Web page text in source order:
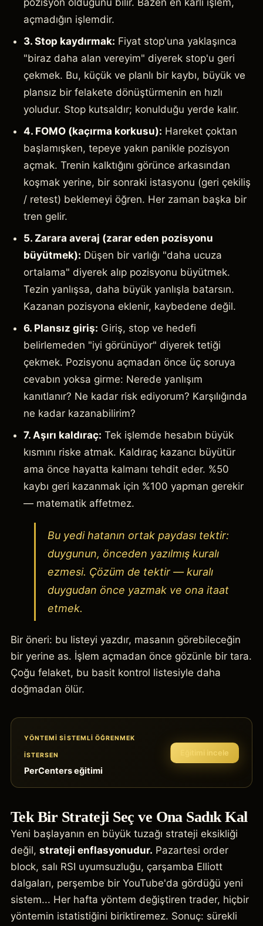
pozisyon olduğunu bilir. Bazen en kârlı işlem,
açmadığın işlemdir.
3. Stop kaydırmak: Fiyat stop'una yaklaşınca
"biraz daha alan vereyim" diyerek stop'u geri
çekmek. Bu, küçük ve planlı bir kaybı, büyük ve
plansız bir felakete dönüştürmenin en hızlı
yoludur. Stop kutsaldır; konulduğu yerde kalır.
4. FOMO (kaçırma korkusu): Hareket çoktan
başlamışken, tepeye yakın panikle pozisyon
açmak. Trenin kalktığını görünce arkasından
koşmak yerine, bir sonraki istasyonu (geri çekiliş
/ retest) beklemeyi öğren. Her zaman başka bir
tren gelir.
5. Zarara averaj (zarar eden pozisyonu
büyütmek): Düşen bir varlığı "daha ucuza
ortalama" diyerek alıp pozisyonu büyütmek.
Tezin yanlışsa, daha büyük yanlışla batarsın.
Kazanan pozisyona eklenir, kaybedene değil.
6. Plansız giriş: Giriş, stop ve hedefi
belirlemeden "iyi görünüyor" diyerek tetiği
çekmek. Pozisyonu açmadan önce üç soruya
cevabın yoksa girme: Nerede yanlışım
kanıtlanır? Ne kadar risk ediyorum? Karşılığında
ne kadar kazanabilirim?
7. Aşırı kaldıraç: Tek işlemde hesabın büyük
kısmını riske atmak. Kaldıraç kazancı büyütür
ama önce hayatta kalmanı tehdit eder. %50
kaybı geri kazanmak için %100 yapman gerekir
— matematik affetmez.
Bu yedi hatanın ortak paydası tektir:
duygunun, önceden yazılmış kuralı
ezmesi. Çözüm de tektir — kuralı
duygudan önce yazmak ve ona itaat
etmek.
Bir öneri: bu listeyi yazdır, masanın görebileceğin
bir yerine as. İşlem açmadan önce gözünle bir tara.
Çoğu felaket, bu basit kontrol listesiyle daha
doğmadan ölür.
YÖNTEMI SISTEMLI ÖĞRENMEK
ISTERSEN
PerCenters eğitimi
Eğitimi incele
Tek Bir Strateji Seç ve Ona Sadık Kal
Yeni başlayanın en büyük tuzağı strateji eksikliği
değil, strateji enflasyonudur. Pazartesi order
block, salı RSI uyumsuzluğu, çarşamba Elliott
dalgaları, perşembe bir YouTube'da gördüğü yeni
sistem... Her hafta yöntem değiştiren trader, hiçbir
yöntemin istatistiğini biriktiremez. Sonuç: sürekli